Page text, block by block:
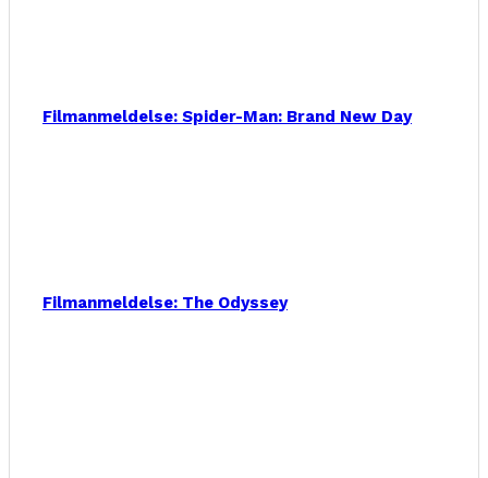
Filmanmeldelse: Spider-Man: Brand New Day
Filmanmeldelse: The Odyssey